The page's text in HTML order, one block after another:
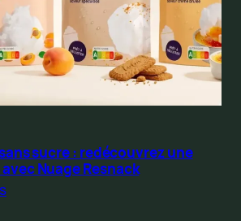
sucre : redécouvrez une
Nuage Resnack